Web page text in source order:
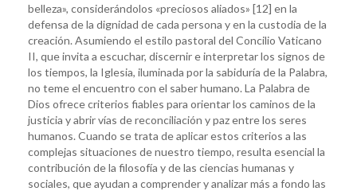
belleza», considerándolos «preciosos aliados» [12] en la
defensa de la dignidad de cada persona y en la custodia de la
creación. Asumiendo el estilo pastoral del Concilio Vaticano
II, que invita a escuchar, discernir e interpretar los signos de
los tiempos, la Iglesia, iluminada por la sabiduría de la Palabra,
no teme el encuentro con el saber humano. La Palabra de
Dios ofrece criterios fiables para orientar los caminos de la
justicia y abrir vías de reconciliación y paz entre los seres
humanos. Cuando se trata de aplicar estos criterios a las
complejas situaciones de nuestro tiempo, resulta esencial la
contribución de la filosofía y de las ciencias humanas y
sociales, que ayudan a comprender y analizar más a fondo las